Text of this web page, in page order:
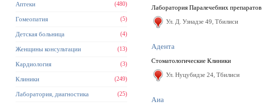
Лаборатория Паралечебних препаратов
Ул. Д. Узнадзе 49, Тбилиси
Адента
Стоматологические Клиники
Ул. Hуцубидзе 24, Тбилиси
Аиа
Аптеки (480)
Гомеопатия (5)
Детская больница (4)
Женщины консультации (13)
Кардиология (3)
Клиники (249)
Лаборатория, диагностика (25)